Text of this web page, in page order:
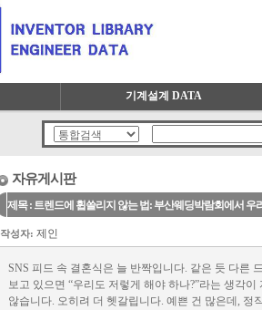
기계설계 DATA
자유게시판
제목 : 트렌드에 휩쓸리지 않는 법: 부산웨딩박람회에서 우
작성자: 제인
SNS 피드 속 결혼식은 늘 반짝입니다. 같은 듯 다른
보고 있으면 “우리도 저렇게 해야 하나?”라는 생각
않습니다. 오히려 더 헷갈립니다. 예쁜 건 많은데,